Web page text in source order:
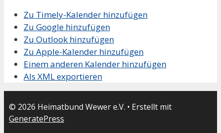
Zu Timely-Kalender hinzufügen
Zu Google hinzufügen
Zu Outlook hinzufügen
Zu Apple-Kalender hinzufügen
Einem anderen Kalender hinzufügen
Als XML exportieren
© 2026 Heimatbund Wewer e.V. • Erstellt mit
GeneratePress